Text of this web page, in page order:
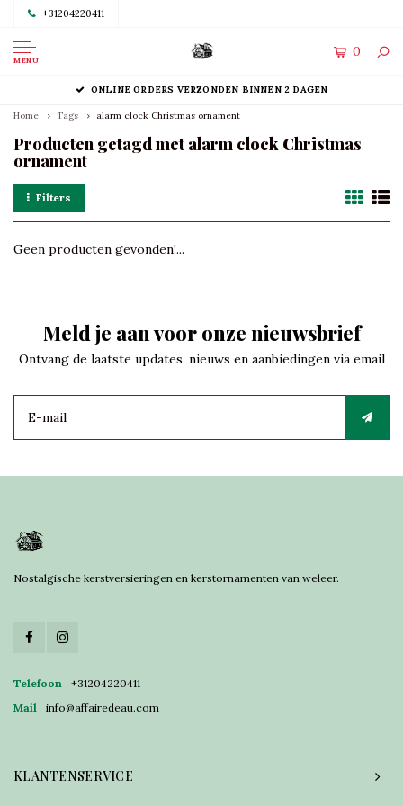
+31204220411
MENU
0
ONLINE ORDERS VERZONDEN BINNEN 2 DAGEN
Home Tags alarm clock Christmas ornament
Producten getagd met alarm clock Christmas
ornament
Filters
Geen producten gevonden!...
Meld je aan voor onze nieuwsbrief
Ontvang de laatste updates, nieuws en aanbiedingen via email
Nostalgische kerstversieringen en kerstornamenten van weleer.
Telefoon
+31204220411
Mail
info@affairedeau.com
KLANTENSERVICE